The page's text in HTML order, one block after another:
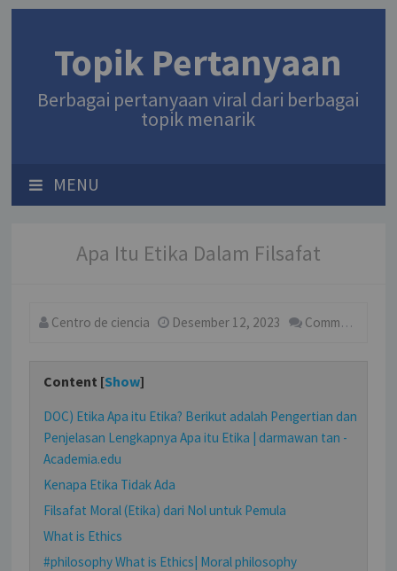
Topik Pertanyaan
Berbagai pertanyaan viral dari berbagai
topik menarik
MENU
Apa Itu Etika Dalam Filsafat
Centro de ciencia Desember 12, 2023 Comment
Content [Show]
DOC) Etika Apa itu Etika? Berikut adalah Pengertian dan
Penjelasan Lengkapnya Apa itu Etika | darmawan tan -
Academia.edu
Kenapa Etika Tidak Ada
Filsafat Moral (Etika) dari Nol untuk Pemula
What is Ethics
#philosophy What is Ethics| Moral philosophy